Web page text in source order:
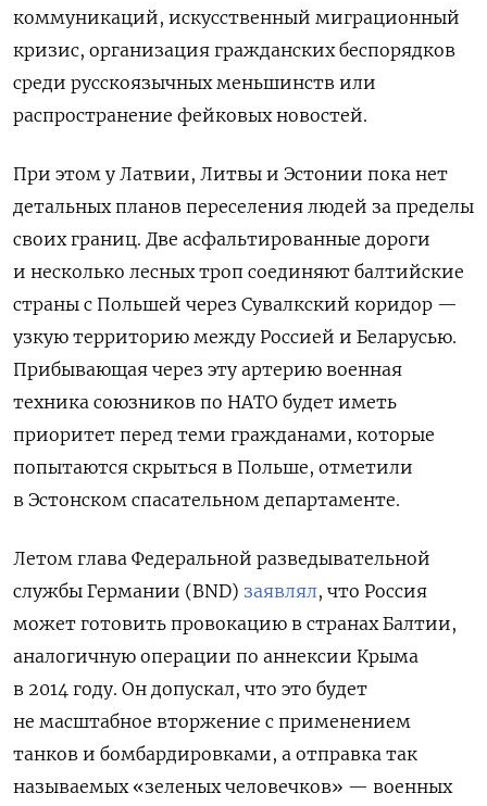
коммуникаций, искусственный миграционный
кризис, организация гражданских беспорядков
среди русскоязычных меньшинств или
распространение фейковых новостей.
При этом у Латвии, Литвы и Эстонии пока нет
детальных планов переселения людей за пределы
своих границ. Две асфальтированные дороги
и несколько лесных троп соединяют балтийские
страны с Польшей через Сувалкский коридор —
узкую территорию между Россией и Беларусью.
Прибывающая через эту артерию военная
техника союзников по НАТО будет иметь
приоритет перед теми гражданами, которые
попытаются скрыться в Польше, отметили
в Эстонском спасательном департаменте.
Летом глава Федеральной разведывательной
службы Германии (BND) заявлял, что Россия
может готовить провокацию в странах Балтии,
аналогичную операции по аннексии Крыма
в 2014 году. Он допускал, что это будет
не масштабное вторжение с применением
танков и бомбардировками, а отправка так
называемых «зеленых человечков» — военных